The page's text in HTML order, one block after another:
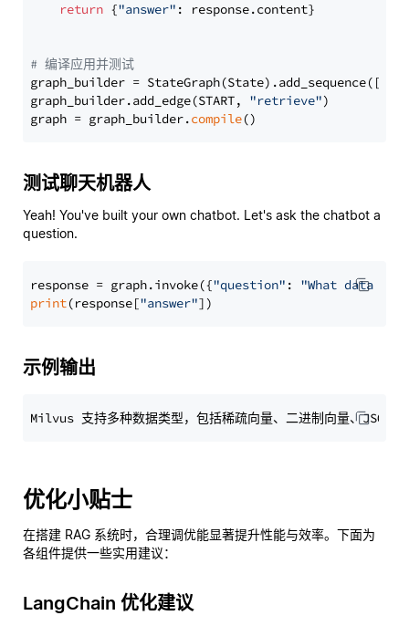
return {"answer" : response.content}
# 编译应用并测试
graph_builder =
graph_builder.add_edge(START, "retrieve")
graph = graph_builder.compile
测试聊天机器人
Yeah! You've built your own chatbot. Let's ask the chatbot a
question.
response = graph.invoke({"question" : "What data
print(response["answer"
示例输出
优化小贴士
在搭建 RAG 系统时，合理调优能显著提升性能与效率。下面为
各组件提供一些实用建议：
LangChain 优化建议